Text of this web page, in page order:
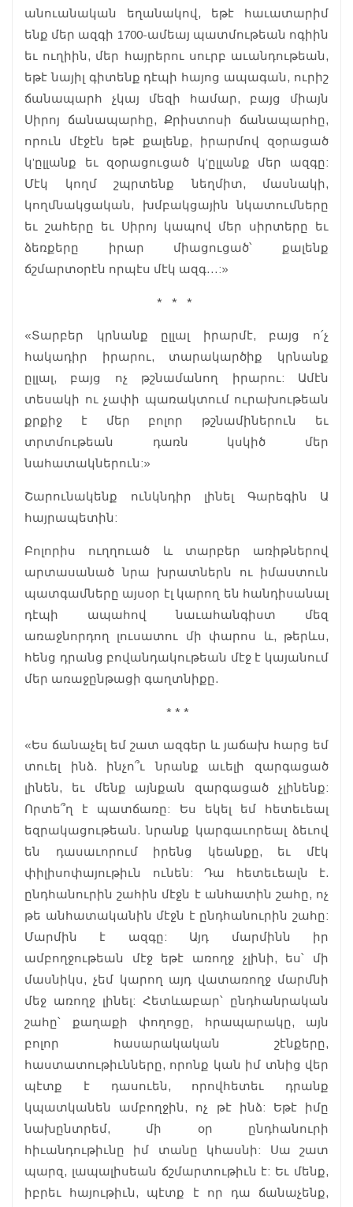
անուանական եղանակով, եթէ հաւատարիմ
ենք մեր ազգի 1700-ամեայ պատմութեան ոգիին
եւ ուղիին, մեր հայրերու սուրբ աւանդութեան,
եթէ նայիլ գիտենք դէպի հայոց ապագան, ուրիշ
ճանապարհ չկայ մեզի համար, բայց միայն
Սիրոյ ճանապարհը, Քրիստոսի ճանապարհը,
որուն մէջէն եթէ քալենք, իրարմով զօրացած
կ’ըլլանք եւ զօրացուցած կ’ըլլանք մեր ազգը:
Մէկ կողմ շպրտենք նեղմիտ, մասնակի,
կողմնակցական, խմբակցային նկատումները
եւ շահերը եւ Սիրոյ կապով մեր սիրտերը եւ
ձեռքերը իրար միացուցած՝ քալենք
ճշմարտօրէն որպէս մէկ ազգ…:»
* * *
«Տարբեր կրնանք ըլլալ իրարմէ, բայց ո՛չ
հակադիր իրարու, տարակարծիք կրնանք
ըլլալ, բայց ոչ թշնամանող իրարու: Ամէն
տեսակի ու չափի պառակտում ուրախութեան
քրքիջ է մեր բոլոր թշնամիներուն եւ
տրտմութեան դառն կսկիծ մեր
նահատակներուն:»
Շարունակենք ունկնդիր լինել Գարեգին Ա
հայրապետին:
Բոլորիս ուղղուած և տարբեր առիթներով
արտասանած նրա խրատներն ու իմաստուն
պատգամները այսօր էլ կարող են հանդիսանալ
դէպի ապահով նաւահանգիստ մեզ
առաջնորդող լուսատու մի փարոս և, թերևս,
հենց դրանց բովանդակութեան մէջ է կայանում
մեր առաջընթացի գաղտնիքը.
* * *
«Ես ճանաչել եմ շատ ազգեր և յաճախ հարց եմ
տուել ինձ. ինչո՞ւ նրանք աւելի զարգացած
լինեն, եւ մենք այնքան զարգացած չլինենք:
Որտե՞ղ է պատճառը: Ես եկել եմ հետեւեալ
եզրակացութեան. նրանք կարգաւորեալ ձեւով
են դասաւորում իրենց կեանքը, եւ մէկ
փիլիսոփայութիւն ունեն: Դա հետեւեալն է.
ընդհանուրին շահին մէջն է անհատին շահը, ոչ
թե անհատականին մէջն է ընդհանուրին շահը:
Մարմին է ազգը: Այդ մարմինն իր
ամբողջութեան մէջ եթէ առողջ չլինի, ես՝ մի
մասնիկս, չեմ կարող այդ վատառողջ մարմնի
մեջ առողջ լինել: Հետևաբար՝ ընդհանրական
շահը՝ քաղաքի փողոցը, հրապարակը, այն
բոլոր հասարակական շէնքերը,
հաստատութիւնները, որոնք կան իմ տնից վեր
պէտք է դասուեն, որովհետեւ դրանք
կպատկանեն ամբողջին, ոչ թէ ինձ: Եթէ իմը
նախընտրեմ, մի օր ընդհանուրի
հիւանդութիւնը իմ տանը կհասնի: Սա շատ
պարզ, լապալիսեան ճշմարտութիւն է: Եւ մենք,
իբրեւ հայութիւն, պէտք է որ դա ճանաչենք,